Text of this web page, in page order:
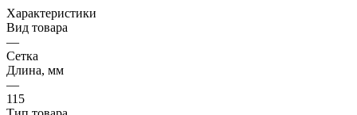
Характеристики
Вид товара
—
Сетка
Длина, мм
—
115